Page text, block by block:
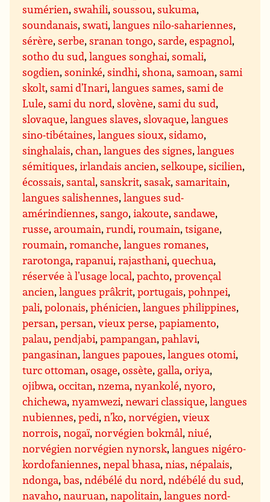
sumérien,swahili,soussou,sukuma,
soundanais,swati,langues nilo-sahariennes,
sérère,serbe,sranan tongo,sarde,espagnol,
sotho du sud,langues songhai,somali,
sogdien,soninké,sindhi,shona,samoan,sami
skolt,sami d’Inari,langues sames,sami de
Lule,sami du nord,slovène,sami du sud,
slovaque,langues slaves,slovaque,langues
sino-tibétaines,langues sioux,sidamo,
singhalais,chan,langues des signes,langues
sémitiques,irlandais ancien,selkoupe,sicilien,
écossais,santal,sanskrit,sasak,samaritain,
langues salishennes,langues sud-
amérindiennes,sango,iakoute,sandawe,
russe,aroumain,rundi,roumain,tsigane,
roumain,romanche,langues romanes,
rarotonga,rapanui,rajasthani,quechua,
réservée à l’usage local,pachto,provençal
ancien,langues prâkrit,portugais,pohnpei,
pali,polonais,phénicien,langues philippines,
persan,persan,vieux perse,papiamento,
palau,pendjabi,pampangan,pahlavi,
pangasinan,langues papoues,langues otomi,
turc ottoman,osage,ossète, galla,oriya,
ojibwa,occitan,nzema,nyankolé,nyoro,
chichewa,nyamwezi,newari classique,langues
nubiennes,pedi,n’ko,norvégien,vieux
norrois,nogaï,norvégien bokmål,niué,
norvégien norvégien nynorsk,langues nigéro-
kordofaniennes,nepal bhasa,nias,népalais,
ndonga,bas,ndébélé du nord,ndébélé du sud,
navaho,nauruan,napolitain,langues nord-